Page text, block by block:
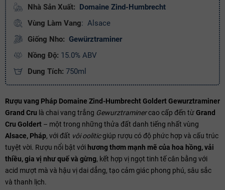
Nhà Sản Xuất: Domaine Zind-Humbrecht
Vùng Làm Vang: Alsace
Giống Nho: Gewürztraminer
Nồng Độ: 15.0% ABV
Dung Tích: 750ml
Rượu vang Pháp Domaine Zind-Humbrecht Goldert Gewurztraminer
Grand Cru là chai vang trắng Gewurztraminercao cấp đến từGrand
Cru Goldert – một trong những thửa đất danh tiếng nhất vùng
Alsace, Pháp, với đất vôi ooliticgiúp rượu có độ phức hợp và cấu trúc
tuyệt vời. Rượu nổi bật với hương thơm mạnh mẽ của hoa hồng, vải
thiều, gia vị như quế và gừng, kết hợp vị ngọt tinh tế cân bằng với
acid mượt mà và hậu vị dai dẳng, tạo cảm giác phong phú, sâu sắc
và thanh lịch.